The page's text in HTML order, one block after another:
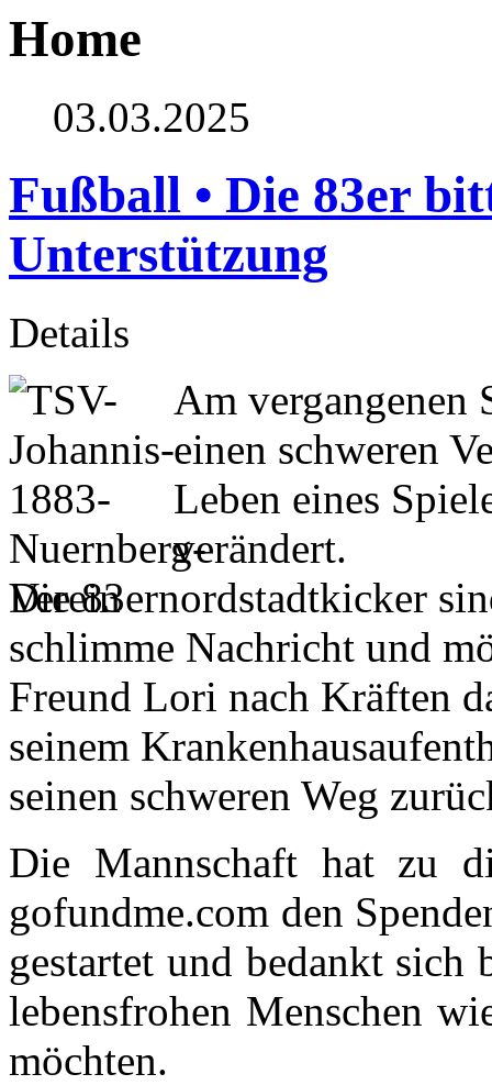
Home
03.03.2025
Fußball • Die 83er
Unterstützung
Details
Am vergangenen
einen schweren
Leben eines
verändert.
Die 83ernordstadtkicker
schlimme Nachricht und
Freund Lori nach Kräften
seinem
seinen schweren Weg
Die Mannschaft hat zu
gofundme.com den
gestartet und bedankt sich
lebensfrohen Menschen
möchten.